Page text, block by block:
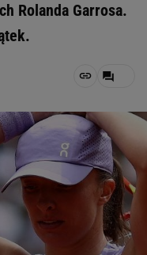
Rolanda Garrosa.